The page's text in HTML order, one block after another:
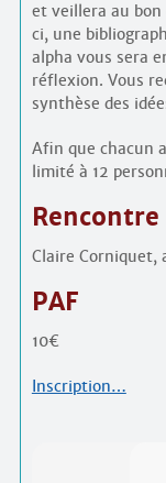
et veillera au bon
ci, une
alpha vous sera
réflexion. Vous
synthèse des
Afin que chacun
limité à 12
Claire Corniquet,
PAF
10€
Inscription…